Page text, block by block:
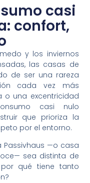
casi
confort,
y los inviernos
las casas de
de ser una rareza
cada vez más
o una excentricidad
casi nulo
que prioriza la
por el entorno.
Passivhaus —o casa
sea distinta de
por qué tiene tanto